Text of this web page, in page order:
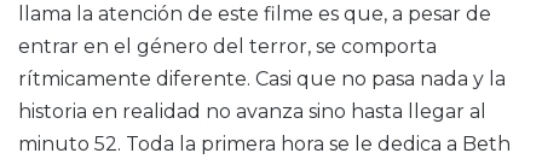
llama la atención de este filme es que, a pesar de
entrar en el género del terror, se comporta
rítmicamente diferente. Casi que no pasa nada y la
historia en realidad no avanza sino hasta llegar al
minuto 52. Toda la primera hora se le dedica a Beth